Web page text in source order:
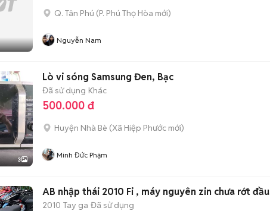
Q. Tân Phú (P. Phú Thọ Hòa mới)
Nguyễn Nam
3
Lò vi sóng Samsung Đen, Bạc
Đã sử dụng Khác
500.000 đ
Huyện Nhà Bè (Xã Hiệp Phước mới)
Minh Đức Phạm
AB nhập thái 2010 Fi , máy nguyên zin chưa rớt đầu
2010 Tay ga Đã sử dụng